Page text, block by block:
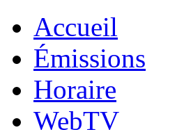
Accueil
Émissions
Horaire
WebTV